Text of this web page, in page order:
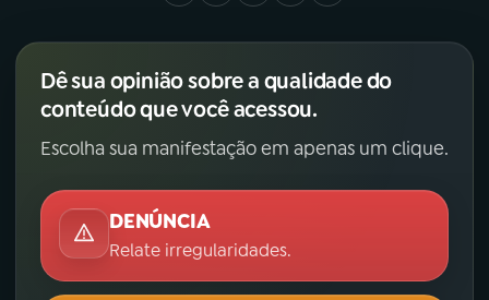
Dê sua opinião sobre a qualidade do
conteúdo que você acessou.
Escolha sua manifestação em apenas um clique.
DENÚNCIA
Relate irregularidades.